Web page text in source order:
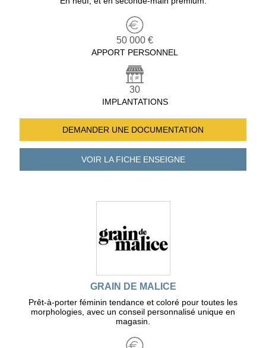
50 000 €
APPORT PERSONNEL
30
IMPLANTATIONS
DEMANDER UNE DOCUMENTATION
VOIR LA FICHEENSEIGNE
GRAIN DE MALICE
Prêt-à-porter féminin tendance et coloré pour toutes les
morphologies, avec un conseil personnalisé unique en
magasin.